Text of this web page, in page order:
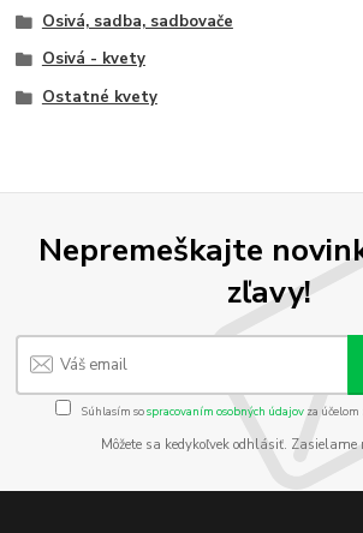
Osivá, sadba, sadbovače
Osivá - kvety
Ostatné kvety
Nepremeškajte
zľavy!
Súhlasím sospracovaním osobných údajov za
Môžete sa kedykoľvek odhlásiť.